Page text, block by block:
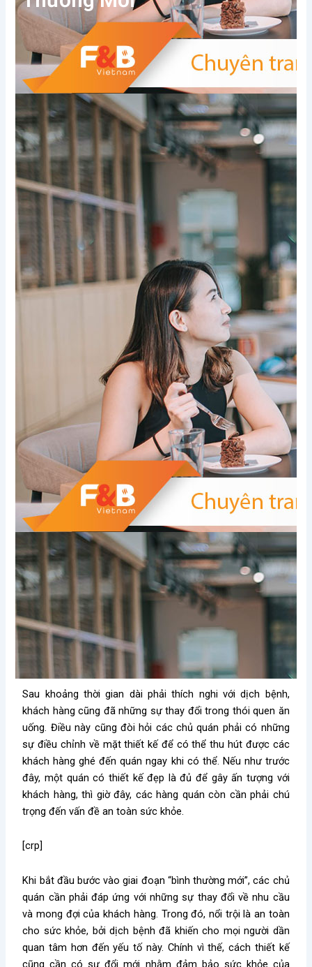
Sau khoảng thời gian dài phải thích nghi với dịch bệnh,
khách hàng cũng đã những sự thay đổi trong thói quen ăn
uống. Điều này cũng đòi hỏi các chủ quán phải có những
sự điều chỉnh về mặt thiết kế để có thể thu hút được các
khách hàng ghé đến quán ngay khi có thể. Nếu như trước
đây, một quán có thiết kế đẹp là đủ để gây ấn tượng với
khách hàng, thì giờ đây, các hàng quán còn cần phải chú
trọng đến vấn đề an toàn sức khỏe.
[crp]
Khi bắt đầu bước vào giai đoạn “bình thường mới”, các chủ
quán cần phải đáp ứng với những sự thay đổi về nhu cầu
và mong đợi của khách hàng. Trong đó, nổi trội là an toàn
cho sức khỏe, bởi dịch bệnh đã khiến cho mọi người dần
quan tâm hơn đến yếu tố này. Chính vì thế, cách thiết kế
cũng cần có sự đổi mới nhằm đảm bảo sức khỏe của